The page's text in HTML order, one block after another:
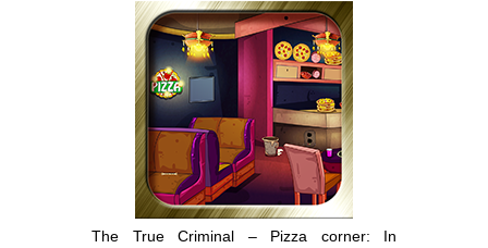
The True Criminal – Pizza corner: In